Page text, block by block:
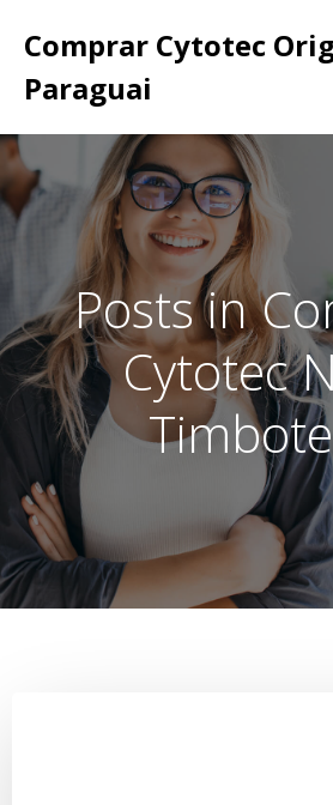
para
Comprar Cytotec
Paraguai
Posts in
Cytotec